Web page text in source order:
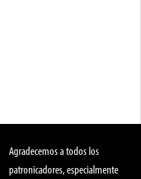
Agradecemos a todos los
patronicadores, especialmente